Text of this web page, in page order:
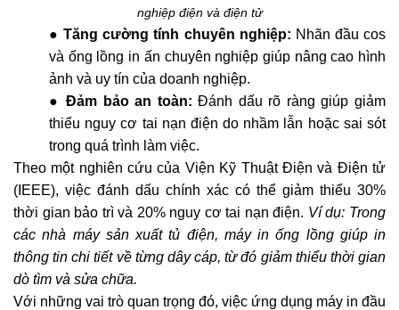
nghiệp điện và điện tử
●Tăng cường tính chuyên nghiệp: Nhãn đầu cos
và ống lồng in ấn chuyên nghiệp giúp nâng cao hình
ảnh và uy tín của doanh nghiệp.
●Đảm bảo an toàn: Đánh dấu rõ ràng giúp giảm
thiểu nguy cơ tai nạn điện do nhầm lẫn hoặc sai sót
trong quá trình làm việc.
Theo một nghiên cứu của Viện Kỹ Thuật Điện và Điện tử
(IEEE), việc đánh dấu chính xác có thể giảm thiểu 30%
thời gian bảo trì và 20% nguy cơ tai nạn điện. Ví dụ: Trong
các nhà máy sản xuất tủ điện, máy in ống lồng giúp in
thông tin chi tiết về từng dây cáp, từ đó giảm thiểu thời gian
dò tìm và sửa chữa.
Với những vai trò quan trọng đó, việc ứng dụng máy in đầu